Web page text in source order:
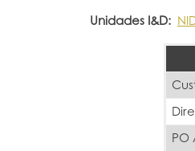
Unidades I&D:
PO